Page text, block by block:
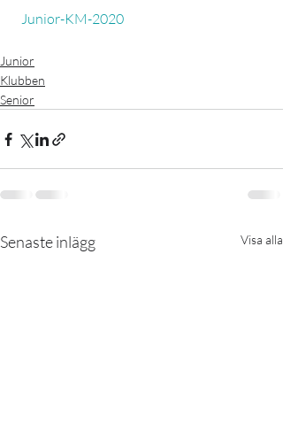
Junior-KM-2020
Junior
Klubben
Senior
Senaste inlägg Visa alla